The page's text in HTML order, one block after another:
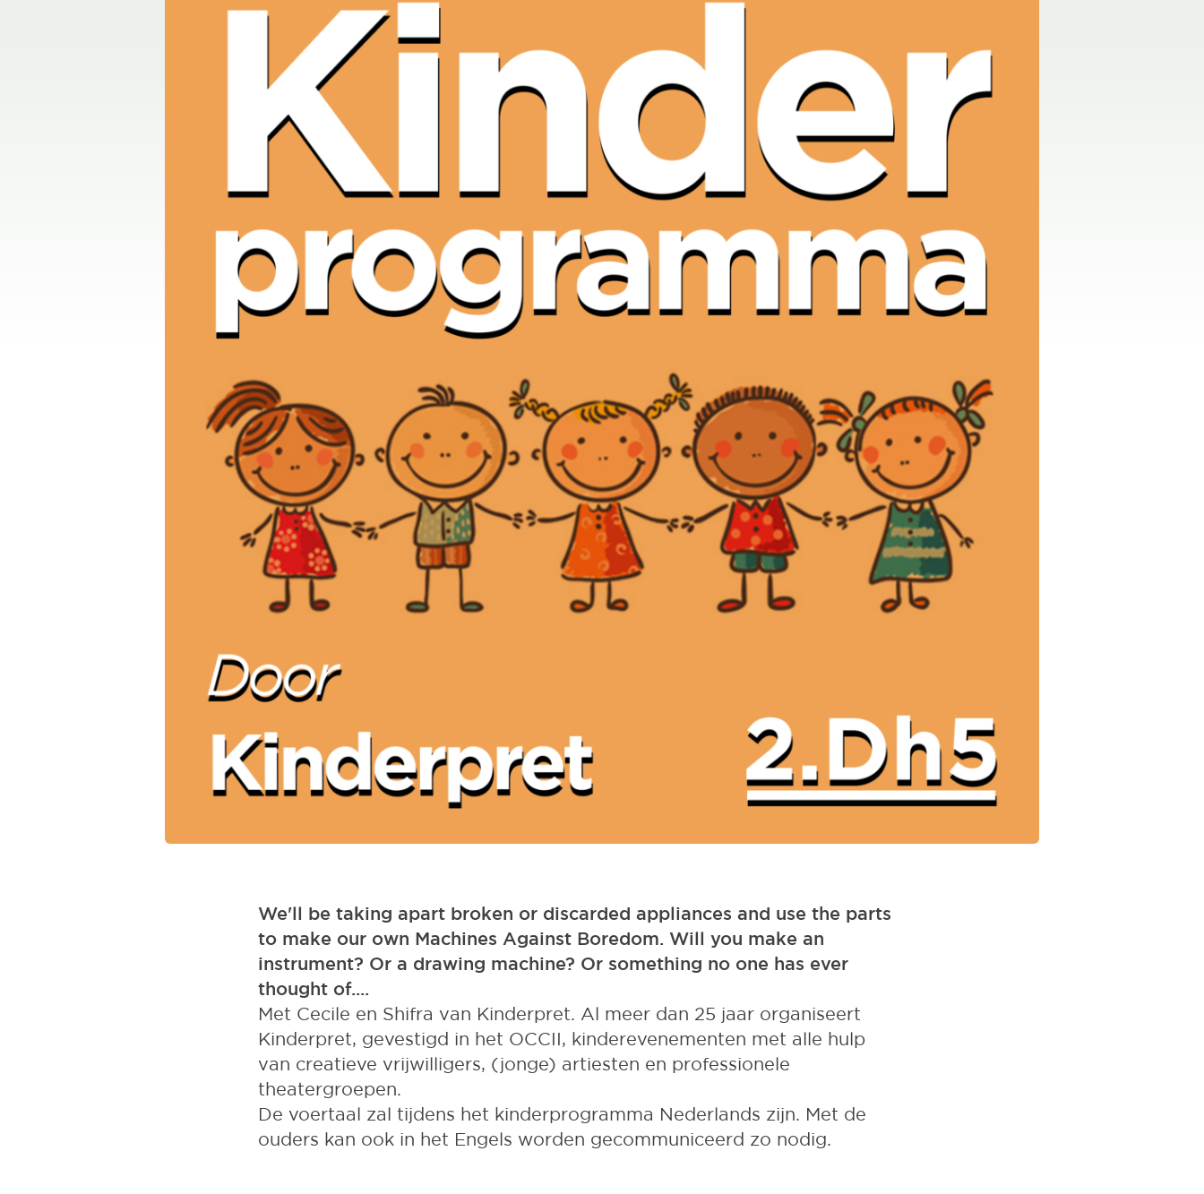
We'll be taking apart broken or discarded appliances and use the parts
to make our own Machines Against Boredom. Will you make an
instrument? Or a drawing machine? Or something no one has ever
thought of....
Met Cecile en Shifra van Kinderpret. Al meer dan 25 jaar organiseert
Kinderpret, gevestigd in het OCCII, kinderevenementen met alle hulp
van creatieve vrijwilligers, (jonge) artiesten en professionele
theatergroepen.
De voertaal zal tijdens het kinderprogramma Nederlands zijn. Met de
ouders kan ook in het Engels worden gecommuniceerd zo nodig.